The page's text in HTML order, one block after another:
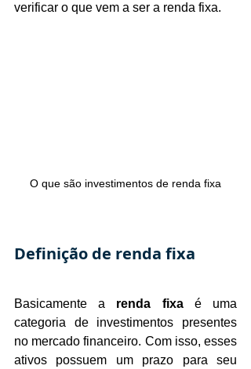
verificar o que vem a ser a renda fixa.
O que são investimentos de renda fixa
Definição de renda fixa
Basicamente a renda fixa é uma
categoria de investimentos presentes
no mercado financeiro. Com isso, esses
ativos possuem um prazo para seu